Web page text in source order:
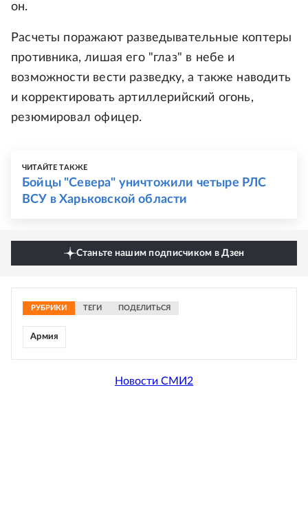
он.
Расчеты поражают разведывательные коптеры
противника, лишая его "глаз" в небе и
возможности вести разведку, а также наводить
и корректировать артиллерийский огонь,
резюмировал офицер.
ЧИТАЙТЕ ТАКЖЕ
Бойцы "Севера" уничтожили четыре РЛС
ВСУ в Харьковской области
Станьте нашим подписчиком в Дзен
РУБРИКИ ТЕГИ ПОДЕЛИТЬСЯ
Армия
Новости СМИ2